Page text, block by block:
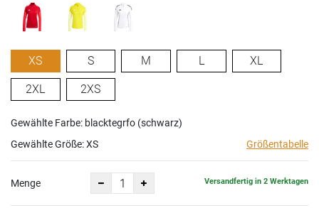
XS S M L XL
2XL 2XS
Gewählte Farbe: blacktegrfo (schwarz)
Gewählte Größe:XS Größentabelle
Menge Versandfertig in 2 Werktagen